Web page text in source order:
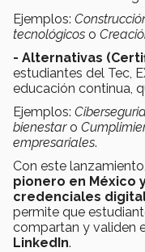
Ejemplos:
tecnológicos o
- Alternativas
estudiantes del Tec,
educación continua,
Ejemplos:
bienestaro
empresariales.
Con este lanzamiento,
pionero en México
credenciales
permite que
compartan y validen
LinkedIn.